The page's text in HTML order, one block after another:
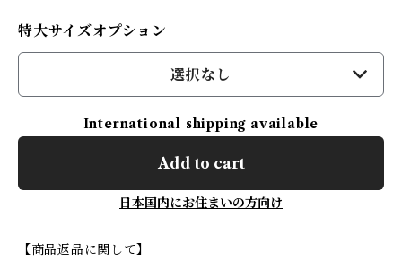
特大サイズオプション
選択なし
International shipping available
Add to cart
日本国内にお住まいの方向け
【商品返品に関して】